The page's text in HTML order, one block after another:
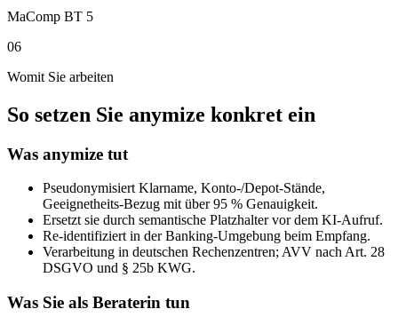
MaComp BT 5
06
Womit Sie arbeiten
So setzen Sie anymize konkret ein
Was anymize tut
Pseudonymisiert Klarname, Konto-/Depot-Stände,
Geeignetheits-Bezug mit über 95 % Genauigkeit.
Ersetzt sie durch semantische Platzhalter vor dem KI-Aufruf.
Re-identifiziert in der Banking-Umgebung beim Empfang.
Verarbeitung in deutschen Rechenzentren; AVV nach Art. 28
DSGVO und § 25b KWG.
Was Sie als Beraterin tun